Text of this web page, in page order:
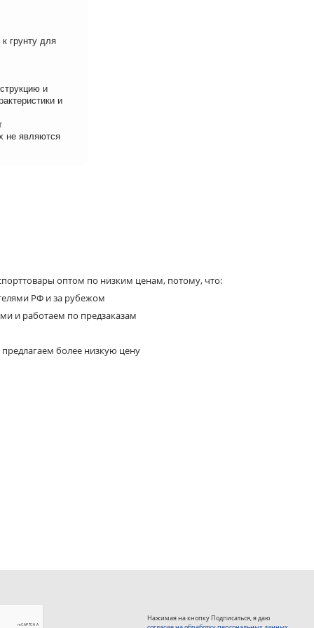
грунту для
и
и
не являются
оптом по низким ценам, потому, что:
РФ и за рубежом
и работаем по предзаказам
более низкую цену
Нажимая на кнопку Подписаться, я даю